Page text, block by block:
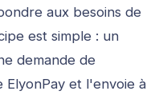
aux besoins de
est simple : un
demande de
ElyonPay et l'envoie à